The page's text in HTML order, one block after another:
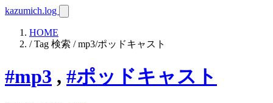
kazumich.log
HOME
/ Tag 検索 / mp3/ポッドキャスト
#mp3 , #ポッドキャスト